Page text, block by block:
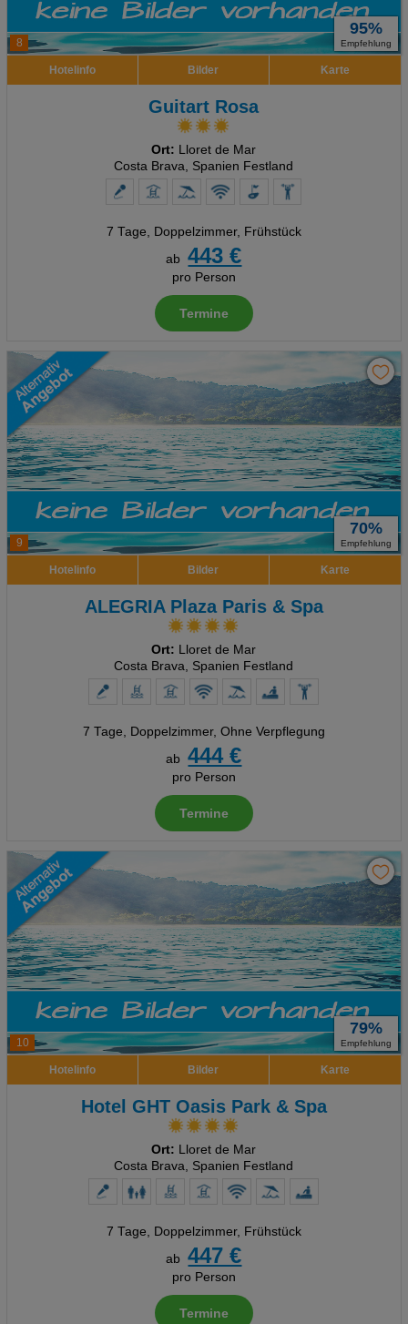
8
95%
Empfehlung
Hotelinfo Bilder Karte
Guitart Rosa
Ort: Lloret de Mar
Costa Brava, Spanien Festland
7 Tage, Doppelzimmer, Frühstück
ab
443 €
pro Person
Termine
9
70%
Empfehlung
Hotelinfo Bilder Karte
ALEGRIA Plaza Paris & Spa
Ort: Lloret de Mar
Costa Brava, Spanien Festland
7 Tage, Doppelzimmer, Ohne Verpflegung
ab
444 €
pro Person
Termine
10
79%
Empfehlung
Hotelinfo Bilder Karte
Hotel GHT Oasis Park & Spa
Ort: Lloret de Mar
Costa Brava, Spanien Festland
7 Tage, Doppelzimmer, Frühstück
ab
447 €
pro Person
Termine